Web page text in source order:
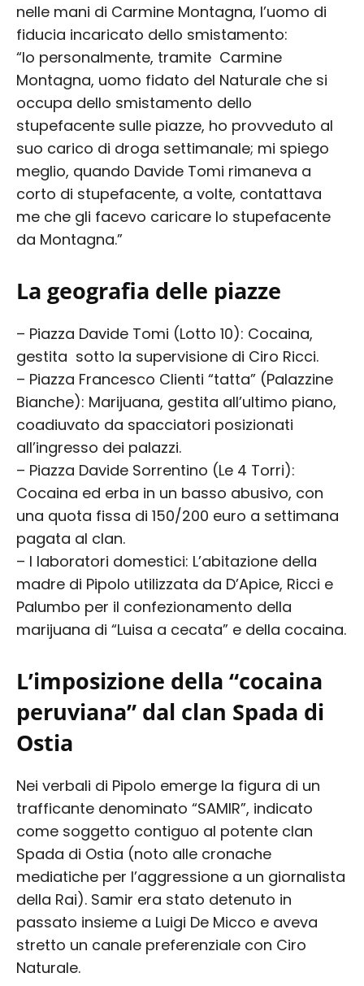
nelle mani di Carmine Montagna, l’uomo di
fiducia incaricato dello smistamento:
“Io personalmente, tramite Carmine
Montagna, uomo fidato del Naturale che si
occupa dello smistamento dello
stupefacente sulle piazze, ho provveduto al
suo carico di droga settimanale; mi spiego
meglio, quando Davide Tomi rimaneva a
corto di stupefacente, a volte, contattava
me che gli facevo caricare lo stupefacente
da Montagna.”
La geografia delle piazze
– Piazza Davide Tomi (Lotto 10): Cocaina,
gestita sotto la supervisione di Ciro Ricci.
– Piazza Francesco Clienti “tatta” (Palazzine
Bianche): Marijuana, gestita all’ultimo piano,
coadiuvato da spacciatori posizionati
all’ingresso dei palazzi.
– Piazza Davide Sorrentino (Le 4 Torri):
Cocaina ed erba in un basso abusivo, con
una quota fissa di 150/200 euro a settimana
pagata al clan.
– I laboratori domestici: L’abitazione della
madre di Pipolo utilizzata da D’Apice, Ricci e
Palumbo per il confezionamento della
marijuana di “Luisa a cecata” e della cocaina.
L’imposizione della “cocaina
peruviana” dal clan Spada di
Ostia
Nei verbali di Pipolo emerge la figura di un
trafficante denominato “SAMIR”, indicato
come soggetto contiguo al potente clan
Spada di Ostia (noto alle cronache
mediatiche per l’aggressione a un giornalista
della Rai). Samir era stato detenuto in
passato insieme a Luigi De Micco e aveva
stretto un canale preferenziale con Ciro
Naturale.